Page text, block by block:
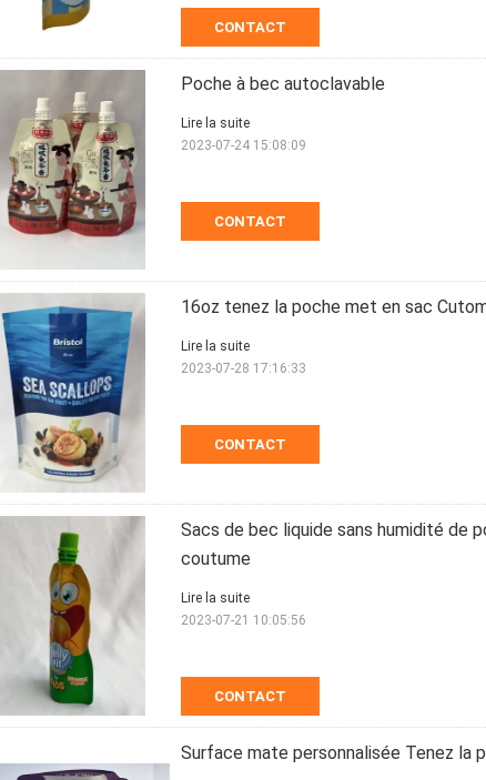
CONTACT
Poche à bec autoclavable
CONTACT
Lire la suite
2023-07-24 15:08:09
16oz tenez la poche met en sac
CONTACT
Lire la suite
2023-07-28 17:16:33
Sacs de bec liquide sans humidité de
coutume
CONTACT
Lire la suite
2023-07-21 10:05:56
Surface mate personnalisée Tenez la